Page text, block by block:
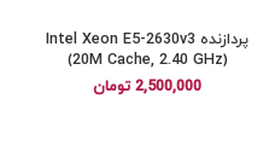
پردازنده Intel Xeon E5-2630v3
(20M Cache, 2.40 GHz)
2,500,000 تومان